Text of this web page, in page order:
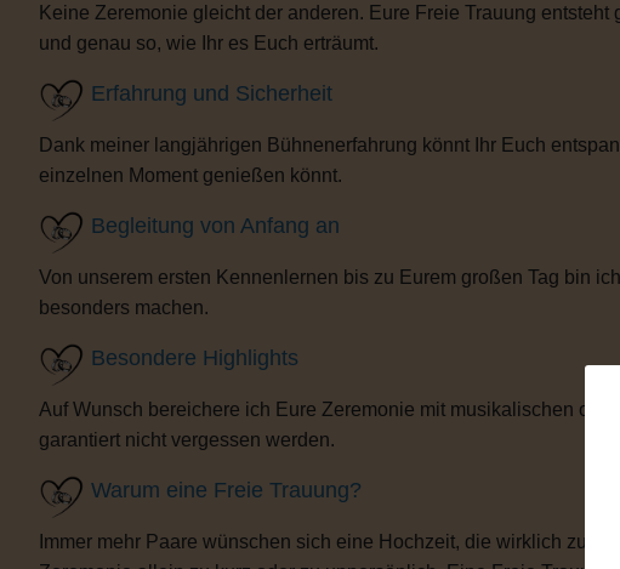
Keine Zeremonie gleicht der anderen. Eure Freie Trauung
und genau so, wie Ihr es Euch erträumt.
Erfahrung und Sicherheit
Dank meiner langjährigen Bühnenerfahrung könnt Ihr Euch
einzelnen Moment genießen könnt.
Begleitung von Anfang an
Von unserem ersten Kennenlernen bis zu Eurem großen Tag bin
besonders machen.
Besondere Highlights
Auf Wunsch bereichere ich Eure Zeremonie mit musikalischen
garantiert nicht vergessen werden.
Warum eine Freie Trauung?
Immer mehr Paare wünschen sich eine Hochzeit, die wirklich zu